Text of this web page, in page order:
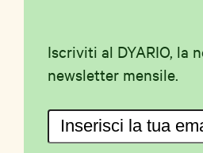
Iscriviti al DYARIO, la
newsletter mensile.